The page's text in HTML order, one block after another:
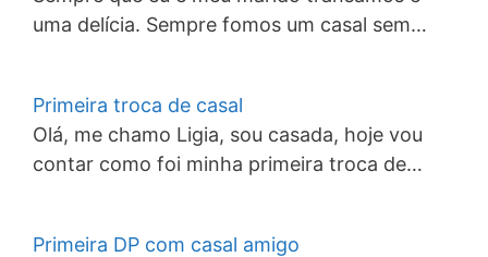
uma delícia. Sempre fomos um casal sem…
Primeira troca de casal
Olá, me chamo Ligia, sou casada, hoje vou
contar como foi minha primeira troca de…
Primeira DP com casal amigo